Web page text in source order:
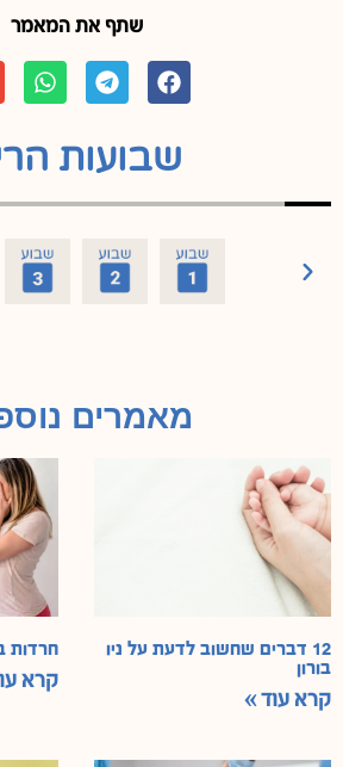
שתף את המאמר
שבועות
מאמרים
12 דברים שחשוב לדעת על ניו
בורון
קרא עוד »
חרדות
קרא